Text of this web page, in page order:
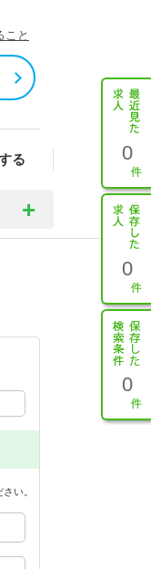
こと
る 0
0
0
い。